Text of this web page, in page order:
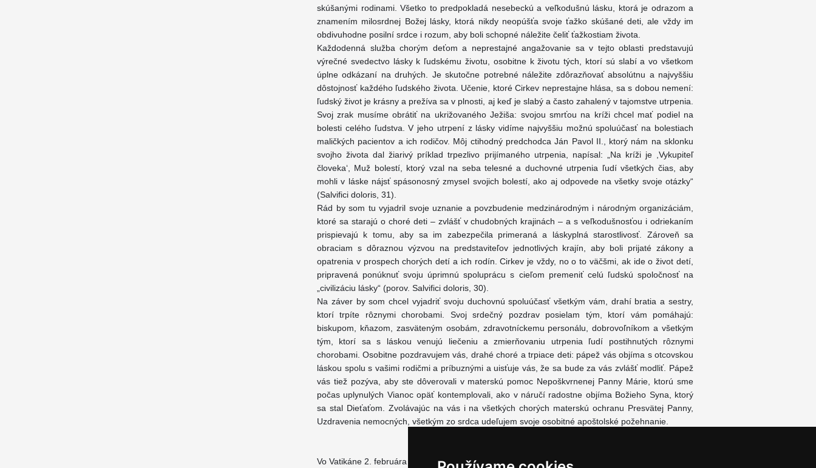
skúšanými rodinami. Všetko to predpokladá nesebeckú a veľkodušnú lásku, ktorá je odrazom a
znamením milosrdnej Božej lásky, ktorá nikdy neopúšťa svoje ťažko skúšané deti, ale vždy im
obdivuhodne posilní srdce i rozum, aby boli schopné náležite čeliť ťažkostiam života.
Každodenná služba chorým deťom a neprestajné angažovanie sa v tejto oblasti predstavujú
výrečné svedectvo lásky k ľudskému životu, osobitne k životu tých, ktorí sú slabí a vo všetkom
úplne odkázaní na druhých. Je skutočne potrebné náležite zdôrazňovať absolútnu a najvyššiu
dôstojnosť každého ľudského života. Učenie, ktoré Cirkev neprestajne hlása, sa s dobou nemení:
ľudský život je krásny a prežíva sa v plnosti, aj keď je slabý a často zahalený v tajomstve utrpenia.
Svoj zrak musíme obrátiť na ukrižovaného Ježiša: svojou smrťou na kríži chcel mať podiel na
bolesti celého ľudstva. V jeho utrpení z lásky vidíme najvyššiu možnú spoluúčasť na bolestiach
maličkých pacientov a ich rodičov. Môj ctihodný predchodca Ján Pavol II., ktorý nám na sklonku
svojho života dal žiarivý príklad trpezlivo prijímaného utrpenia, napísal: „Na kríži je ,Vykupiteľ
človeka‘, Muž bolestí, ktorý vzal na seba telesné a duchovné utrpenia ľudí všetkých čias, aby
mohli v láske nájsť spásonosný zmysel svojich bolestí, ako aj odpovede na všetky svoje otázky“
(Salvifici doloris, 31).
Rád by som tu vyjadril svoje uznanie a povzbudenie medzinárodným i národným organizáciám,
ktoré sa starajú o choré deti – zvlášť v chudobných krajinách – a s veľkodušnosťou i odriekaním
prispievajú k tomu, aby sa im zabezpečila primeraná a láskyplná starostlivosť. Zároveň sa
obraciam s dôraznou výzvou na predstaviteľov jednotlivých krajín, aby boli prijaté zákony a
opatrenia v prospech chorých detí a ich rodín. Cirkev je vždy, no o to väčšmi, ak ide o život detí,
pripravená ponúknuť svoju úprimnú spoluprácu s cieľom premeniť celú ľudskú spoločnosť na
„civilizáciu lásky“ (porov. Salvifici doloris, 30).
Na záver by som chcel vyjadriť svoju duchovnú spoluúčasť všetkým vám, drahí bratia a sestry,
ktorí trpíte rôznymi chorobami. Svoj srdečný pozdrav posielam tým, ktorí vám pomáhajú:
biskupom, kňazom, zasväteným osobám, zdravotníckemu personálu, dobrovoľníkom a všetkým
tým, ktorí sa s láskou venujú liečeniu a zmierňovaniu utrpenia ľudí postihnutých rôznymi
chorobami. Osobitne pozdravujem vás, drahé choré a trpiace deti: pápež vás objíma s otcovskou
láskou spolu s vašimi rodičmi a príbuznými a uisťuje vás, že sa bude za vás zvlášť modliť. Pápež
vás tiež pozýva, aby ste dôverovali v materskú pomoc Nepoškvrnenej Panny Márie, ktorú sme
počas uplynulých Vianoc opäť kontemplovali, ako v náručí radostne objíma Božieho Syna, ktorý
sa stal Dieťaťom. Zvolávajúc na vás i na všetkých chorých materskú ochranu Presvätej Panny,
Uzdravenia nemocných, všetkým zo srdca udeľujem svoje osobitné apoštolské požehnanie.
Vo Vatikáne 2. februára 2009